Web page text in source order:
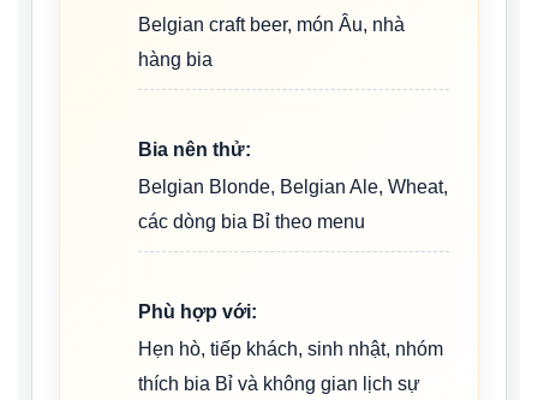
Belgian craft beer, món Âu, nhà
hàng bia
Bia nên thử:
Belgian Blonde, Belgian Ale, Wheat,
các dòng bia Bỉ theo menu
Phù hợp với:
Hẹn hò, tiếp khách, sinh nhật, nhóm
thích bia Bỉ và không gian lịch sự